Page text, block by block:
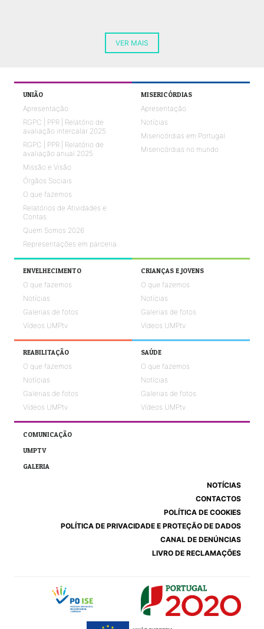
VER MAIS
UNIÃO
Apresentação
RGPC | PPR | Relatório de
avaliação intercalar 2025
RGPC | PPR | Relatório de
avaliação anual 2025
Missão e Visão
Órgãos Sociais
O que fazemos
Relatórios de Atividades e
Contas
Quem Somos 2026
Representações em parceria
MISERICÓRDIAS
Apresentação
Notícias
Misericórdias em Portugal
Misericórdias no mundo
ENVELHECIMENTO
O que fazemos
Notícias
Galerias de fotos
Vídeos UMPtv
CRIANÇAS E JOVENS
O que fazemos
Notícias
Galerias de fotos
Vídeos UMPtv
REABILITAÇÃO
O que fazemos
Notícias
Galerias de fotos
Vídeos UMPtv
SAÚDE
O que fazemos
Notícias
Galerias de fotos
Vídeos UMPtv
COMUNICAÇÃO
UMPTV
GALERIA
NOTÍCIAS
CONTACTOS
POLÍTICA DE COOKIES
POLÍTICA DE PRIVACIDADE E PROTEÇÃO DE DADOS
CANAL DE DENÚNCIAS
LIVRO DE RECLAMAÇÕES